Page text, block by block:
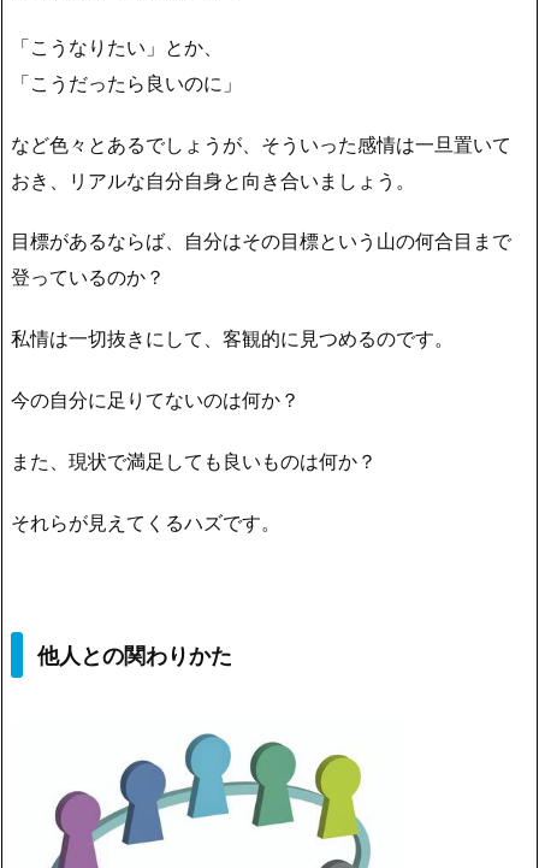
「こうなりたい」とか、
「こうだったら良いのに」
など色々とあるでしょうが、そういった感情は一旦置いて
おき、
リアルな自分自身と向き合いましょう。
目標があるならば、自分はその目標という山の何合目まで
登っているのか？
私情は一切抜きにして、客観的に見つめるのです。
今の自分に足りてないのは何か？
また、現状で満足しても良いものは何か？
それらが見えてくるハズです。
他人との関わりかた